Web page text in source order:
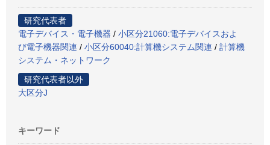
研究代表者
電子デバイス・電子機器 / 小区分21060:電子デバイスおよ
び電子機器関連 / 小区分60040:計算機システム関連 / 計算機
システム・ネットワーク
研究代表者以外
大区分J
キーワード